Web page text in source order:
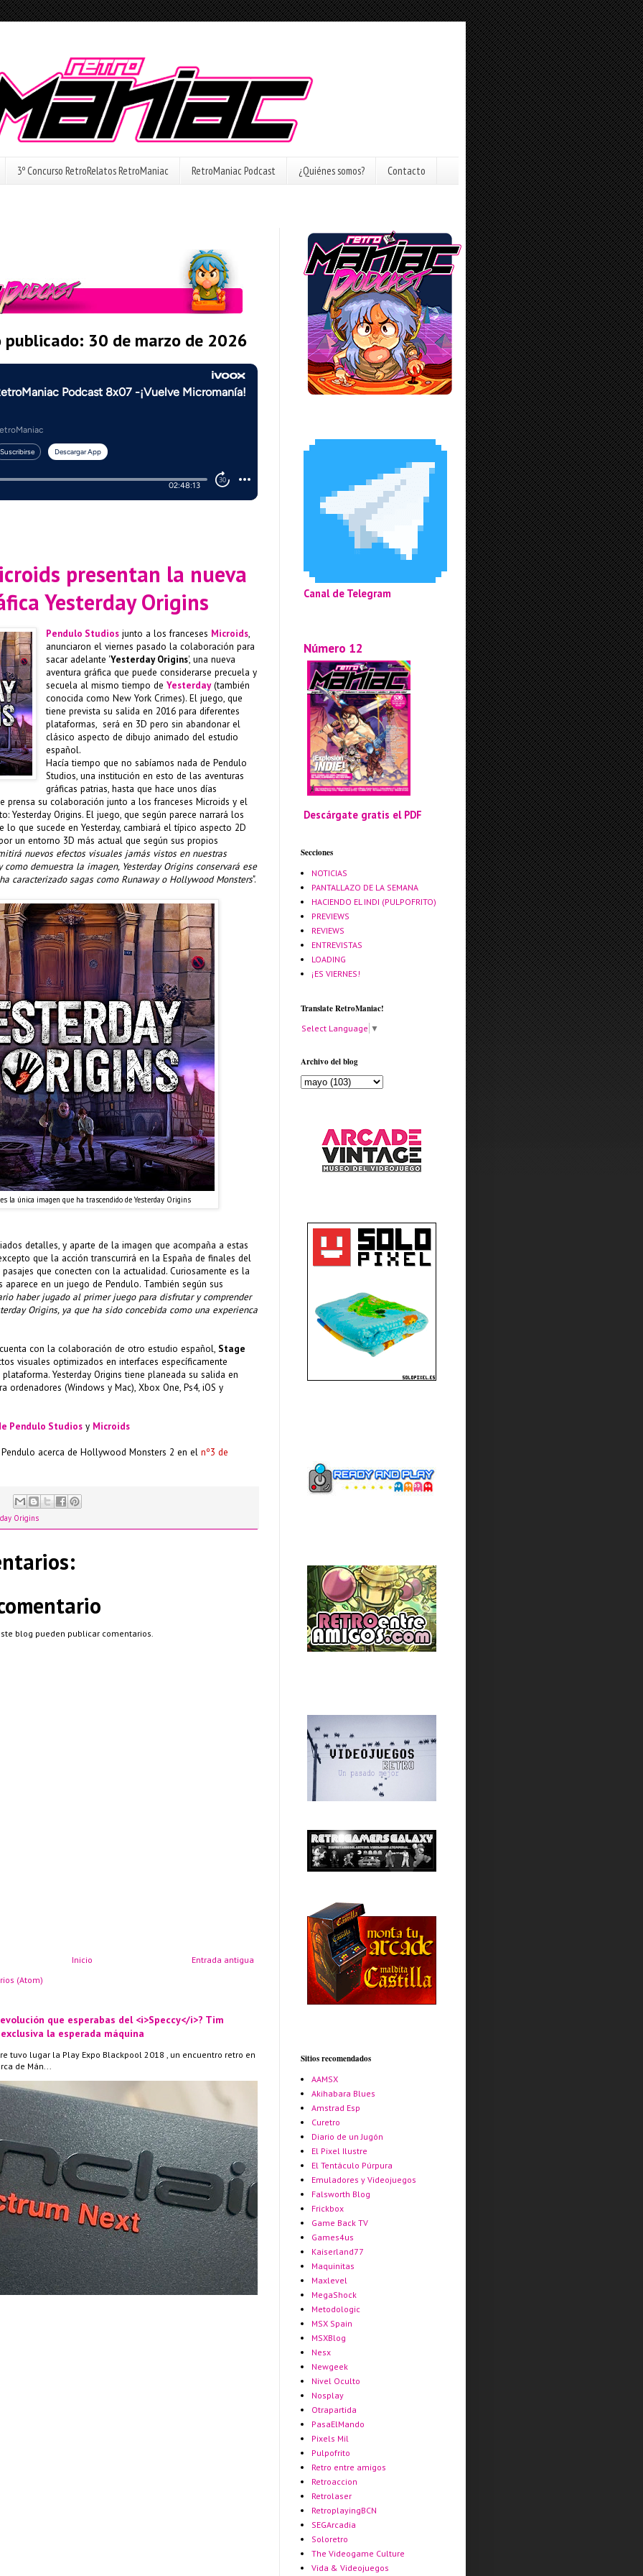
3º Concurso RetroRelatos RetroManiac RetroManiac Podcast ¿Quiénes somos? Contacto
30 de marzo de 2026
presentan la nueva
Yesterday Origins
Pendulo Studios junto a los franceses Microids,
anunciaron el viernes pasado la colaboración para
sacar adelante 'Yesterday Origins', una nueva
aventura gráfica que puede considerarse precuela y
secuela al mismo tiempo deYesterday(también
conocida como New York Crimes). El juego, que
tiene prevista su salida en 2016 para diferentes
plataformas, será en 3D pero sin abandonar el
clásico aspecto de dibujo animado del estudio
español.
Hacía tiempo que no sabíamos nada de Pendulo
Studios, una institución en esto de las aventuras
gráficas patrias, hasta que hace unos días
prensa su colaboración junto a los franceses Microids y el
Yesterday Origins. El juego, que según parece narrará los
lo que sucede en Yesterday, cambiará el típico aspecto 2D
un entorno 3D más actual que según sus propios
nuevos efectos visuales jamás vistos en nuestras
como demuestra la imagen, Yesterday Origins conservará ese
caracterizado sagas como Runaway o Hollywood Monsters".
la única imagen que ha trascendido de Yesterday Origins
detalles, y aparte de la imagen que acompaña a estas
que la acción transcurrirá en la España de finales del
pasajes que conecten con la actualidad. Curiosamente es la
aparece en un juego de Pendulo. También según sus
haber jugado al primer juego para disfrutar y comprender
Origins, ya que ha sido concebida como una experienca
con la colaboración de otro estudio español, Stage
visuales optimizados en interfaces específicamente
Yesterday Origins tiene planeada su salida en
ordenadores (Windows y Mac), Xbox One, Ps4, iOS y
Pendulo Studios y Microids
acerca de Hollywood Monsters 2 en el nº3 de
Origins
blog pueden publicar comentarios.
Entrada antigua
Inicio
(Atom)
que esperabas del <i>Speccy</i>? Tim
la esperada máquina
tuvo lugar la Play Expo Blackpool 2018 , un encuentro retro en
de Mán...
Canal de Telegram
Número 12
Descárgate gratis el PDF
Secciones
NOTICIAS
PANTALLAZO DE LA SEMANA
HACIENDO EL INDI (PULPOFRITO)
PREVIEWS
REVIEWS
ENTREVISTAS
LOADING
¡ES VIERNES!
Translate RetroManiac!
Select Language ▼
Archivo del blog
Sitios recomendados
AAMSX
Akihabara Blues
Amstrad Esp
Curetro
Diario de un Jugón
El Pixel Ilustre
El Tentáculo Púrpura
Emuladores y Videojuegos
Falsworth Blog
Frickbox
Game Back TV
Games4us
Kaiserland77
Maquinitas
Maxlevel
MegaShock
Metodologic
MSX Spain
MSXBlog
Nesx
Newgeek
Nivel Oculto
Nosplay
Otrapartida
PasaElMando
Pixels Mil
Pulpofrito
Retro entre amigos
Retroaccion
Retrolaser
RetroplayingBCN
SEGArcadia
Soloretro
The Videogame Culture
Vida & Videojuegos